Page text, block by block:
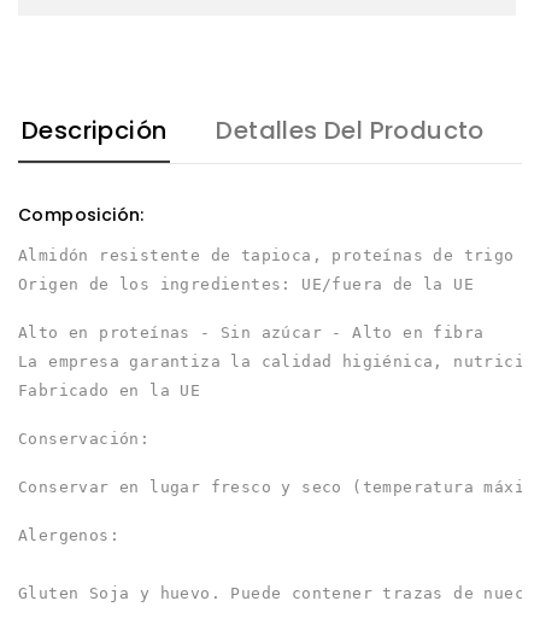
Descripción Detalles Del Producto
Composición:
Almidón resistente de tapioca, proteínas de trigo
Origen de los ingredientes: UE/fuera de la UE
Alto en proteínas - Sin azúcar - Alto en fibra
La empresa garantiza la calidad higiénica,
Fabricado en la UE
Conservación:
Conservar en lugar fresco y seco (temperatura
Alergenos:
Gluten Soja y huevo. Puede contener trazas de